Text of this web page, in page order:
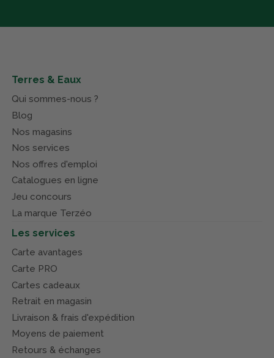
Terres & Eaux
Qui sommes-nous ?
Blog
Nos magasins
Nos services
Nos offres d'emploi
Catalogues en ligne
Jeu concours
La marque Terzéo
Les services
Carte avantages
Carte PRO
Cartes cadeaux
Retrait en magasin
Livraison & frais d'expédition
Moyens de paiement
Retours & échanges